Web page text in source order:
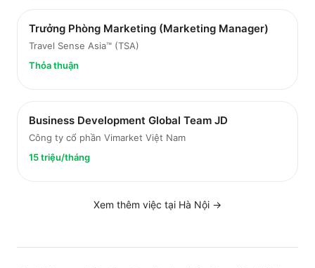
Trưởng Phòng Marketing (Marketing Manager)
Travel Sense Asia™ (TSA)
Thỏa thuận
Business Development Global Team JD
Công ty cổ phần Vimarket Việt Nam
15 triệu/tháng
Xem thêm việc tại Hà Nội →